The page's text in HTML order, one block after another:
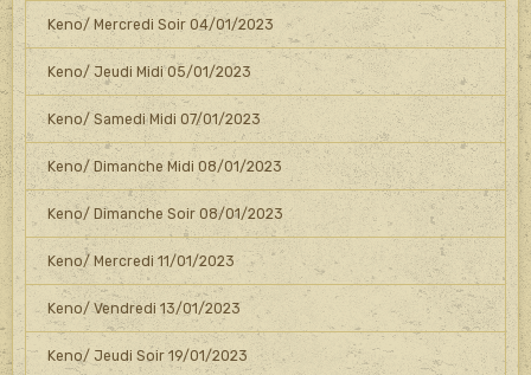
Keno/ Mercredi Soir 04/01/2023
Keno/ Jeudi Midi 05/01/2023
Keno/ Samedi Midi 07/01/2023
Keno/ Dimanche Midi 08/01/2023
Keno/ Dimanche Soir 08/01/2023
Keno/ Mercredi 11/01/2023
Keno/ Vendredi 13/01/2023
Keno/ Jeudi Soir 19/01/2023